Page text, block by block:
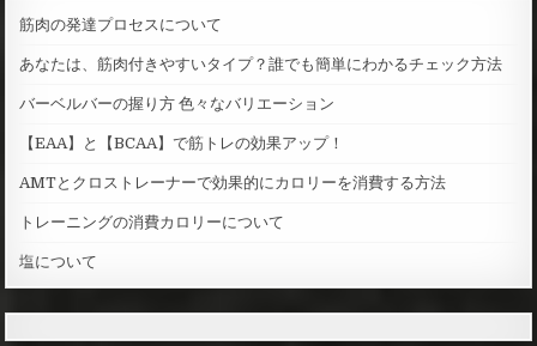
ビ
ゲ
ー
シ
ョ
ン
筋肉の発達プロセスについて
あなたは、筋肉付きやすいタイプ？誰でも簡単にわかるチェック方法
バーベルバーの握り方 色々なバリエーション
【EAA】と【BCAA】で筋トレの効果アップ！
AMTとクロストレーナーで効果的にカロリーを消費する方法
トレーニングの消費カロリーについて
塩について